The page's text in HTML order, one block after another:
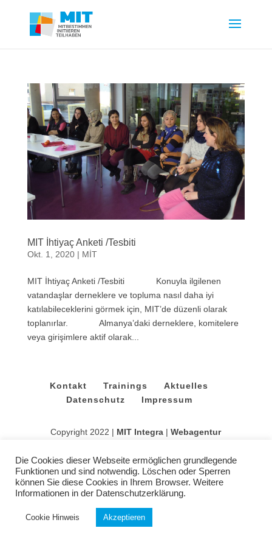
MIT İhtiyaç Anketi /Tesbiti
Okt. 1, 2020| MİT
MIT İhtiyaç Anketi /Tesbiti Konuyla ilgilenen
vatandaşlar derneklere ve topluma nasıl daha iyi
katılabileceklerini görmek için, MIT’de düzenli olarak
toplanırlar. Almanya’daki derneklere, komitelere
veya girişimlere aktif olarak...
Kontakt Trainings
Aktuelles
Datenschutz
Impressum
Copyright 2022 | MIT Integra |Webagentur
Die Cookies dieser Webseite ermöglichen grundlegende
Funktionen und sind notwendig. Löschen oder Sperren
können Sie diese Cookies in Ihrem Browser. Weitere
Informationen in der Datenschutzerklärung.
Cookie Hinweis Akzeptieren